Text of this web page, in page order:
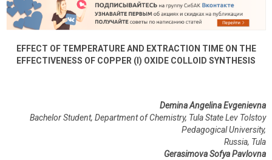
EFFECT OF TEMPERATURE AND EXTRACTION TIME ON THE
EFFECTIVENESS OF COPPER (I) OXIDE COLLOID SYNTHESIS
Demina Angelina Evgenievna
Bachelor Student, Department of Chemistry, Tula State Lev Tolstoy
Pedagogical University,
Russia, Tula
Gerasimova Sofya Pavlovna